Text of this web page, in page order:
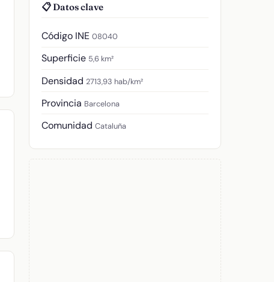
📋 Datos clave
Código INE 08040
Superficie 5,6 km²
Densidad 2713,93 hab/km²
Provincia Barcelona
Comunidad Cataluña